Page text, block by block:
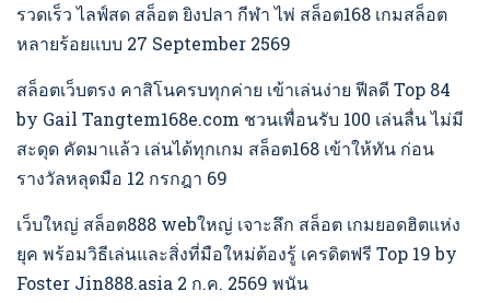
รวดเร็ว ไลฟ์สด สล็อต ยิงปลา กีฬา ไพ่ สล็อต168 เกมสล็อต
หลายร้อยแบบ 27 September 2569
สล็อตเว็บตรง คาสิโนครบทุกค่าย เข้าเล่นง่าย ฟีลดี Top 84
by Gail Tangtem168e.com ชวนเพื่อนรับ 100 เล่นลื่น ไม่มี
สะดุด คัดมาแล้ว เล่นได้ทุกเกม สล็อต168 เข้าให้ทัน ก่อน
รางวัลหลุดมือ 12 กรกฎา 69
เว็บใหญ่ สล็อต888 webใหญ่ เจาะลึก สล็อต เกมยอดฮิตแห่ง
ยุค พร้อมวิธีเล่นและสิ่งที่มือใหม่ต้องรู้ เครดิตฟรี Top 19 by
Foster Jin888.asia 2 ก.ค. 2569 พนัน